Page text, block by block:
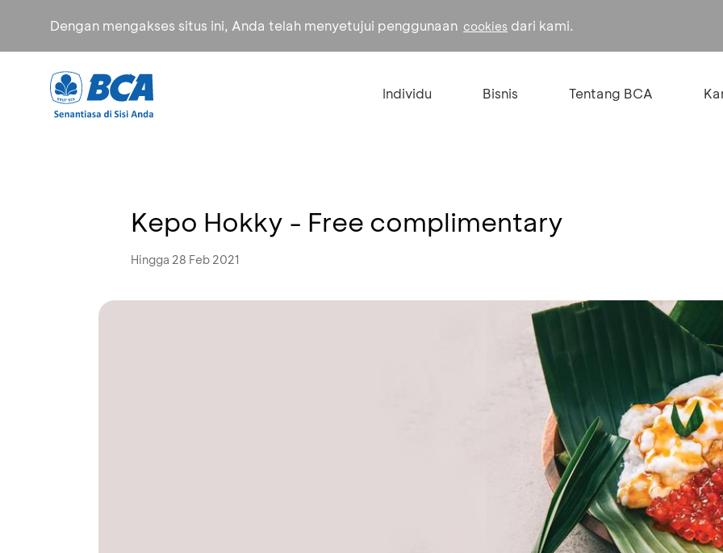
Dengan mengakses situs ini, Anda telah menyetujui penggunaan cookies dari kami.
Individu Bisnis Tentang BCA
Kepo Hokky - Free complimentary
Hingga 28 Feb 2021